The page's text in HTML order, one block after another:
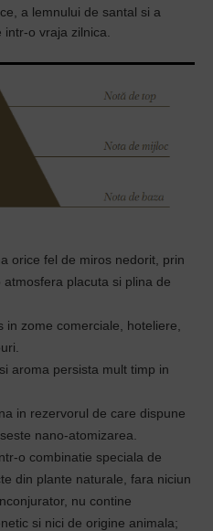
a lemnului de santal si a
o vraja zilnica.
orice fel de miros nedorit, prin
placuta si plina de
in zome comerciale, hoteliere,
aroma persista mult timp in
in rezervorul de care dispune
nano-atomizarea.
o combinatie speciala de
din plante naturale, fara niciun
nu contine
si nici de origine animala;